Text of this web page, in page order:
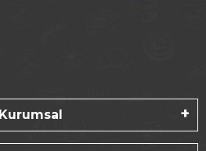
Kurumsal